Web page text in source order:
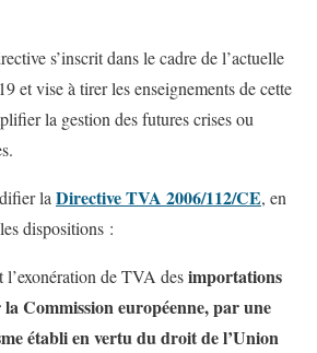
s’inscrit dans le cadre de l’actuelle
et vise à tirer les enseignements de cette
la gestion des futures crises ou
la Directive TVA 2006/112/CE, en
dispositions :
de TVA desimportations
la Commission européenne, par une
établi en vertu du droit de l’Union